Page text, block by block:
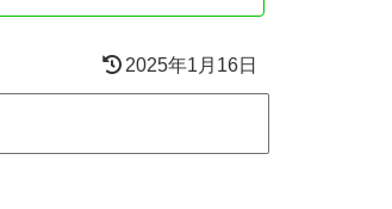
2025年1月16日